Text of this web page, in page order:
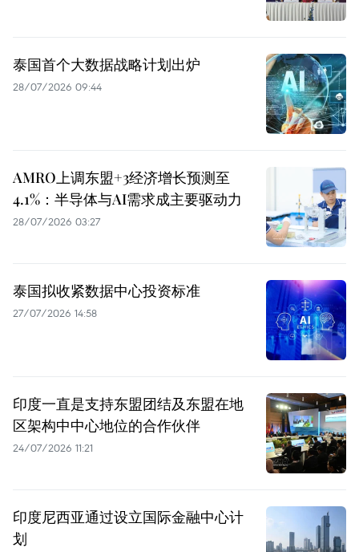
泰国首个大数据战略计划出炉
28/07/2026 09:44
AMRO上调东盟+3经济增长预测至
4.1%：半导体与AI需求成主要驱动力
28/07/2026 03:27
泰国拟收紧数据中心投资标准
27/07/2026 14:58
印度一直是支持东盟团结及东盟在地
区架构中中心地位的合作伙伴
24/07/2026 11:21
印度尼西亚通过设立国际金融中心计
划